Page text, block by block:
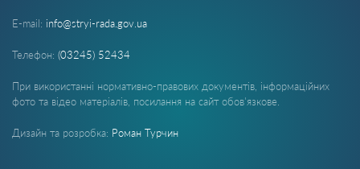
E-mail: info@stryi-rada.gov.ua
Телефон: (03245) 52434
При використанні нормативно-правових документів, інформаційних
фото та відео матеріалів, посилання на сайт обов'язкове.
Дизайн та розробка: Роман Турчин